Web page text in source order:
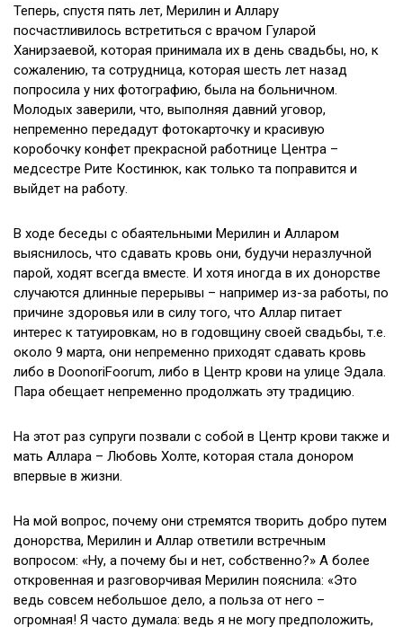
Теперь, спустя пять лет, Мерилин и Аллару
посчастливилось встретиться с врачом Гуларой
Ханирзаевой, которая принимала их в день свадьбы, но, к
сожалению, та сотрудница, которая шесть лет назад
попросила у них фотографию, была на больничном.
Молодых заверили, что, выполняя давний уговор,
непременно передадут фотокарточку и красивую
коробочку конфет прекрасной работнице Центра –
медсестре Рите Костинюк, как только та поправится и
выйдет на работу.
В ходе беседы с обаятельными Мерилин и Алларом
выяснилось, что сдавать кровь они, будучи неразлучной
парой, ходят всегда вместе. И хотя иногда в их донорстве
случаются длинные перерывы – например из-за работы, по
причине здоровья или в силу того, что Аллар питает
интерес к татуировкам, но в годовщину своей свадьбы, т.е.
около 9 марта, они непременно приходят сдавать кровь
либо в DoonoriFoorum, либо в Центр крови на улице Эдала.
Пара обещает непременно продолжать эту традицию.
На этот раз супруги позвали с собой в Центр крови также и
мать Аллара – Любовь Холте, которая стала донором
впервые в жизни.
На мой вопрос, почему они стремятся творить добро путем
донорства, Мерилин и Аллар ответили встречным
вопросом: «Ну, а почему бы и нет, собственно?» А более
откровенная и разговорчивая Мерилин пояснила: «Это
ведь совсем небольшое дело, а польза от него –
огромная! Я часто думала: ведь я не могу предположить,